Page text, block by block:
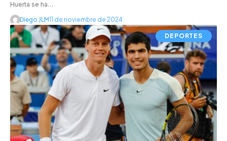
Huerta se ha…
Diego JLM11 de noviembre de 2024
DEPORTES